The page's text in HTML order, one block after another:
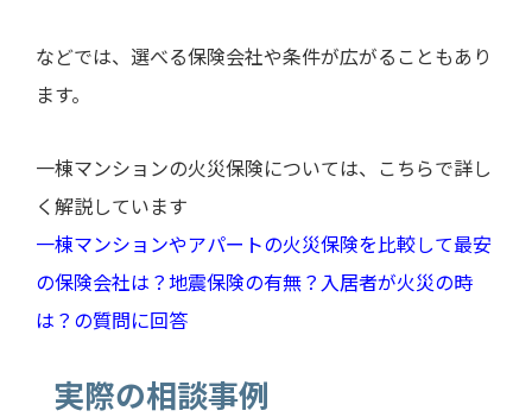
などでは、選べる保険会社や条件が広がることもあり
ます。
一棟マンションの火災保険については、こちらで詳し
く解説しています
一棟マンションやアパートの火災保険を比較して最安
の保険会社は？地震保険の有無？入居者が火災の時
は？の質問に回答
実際の相談事例